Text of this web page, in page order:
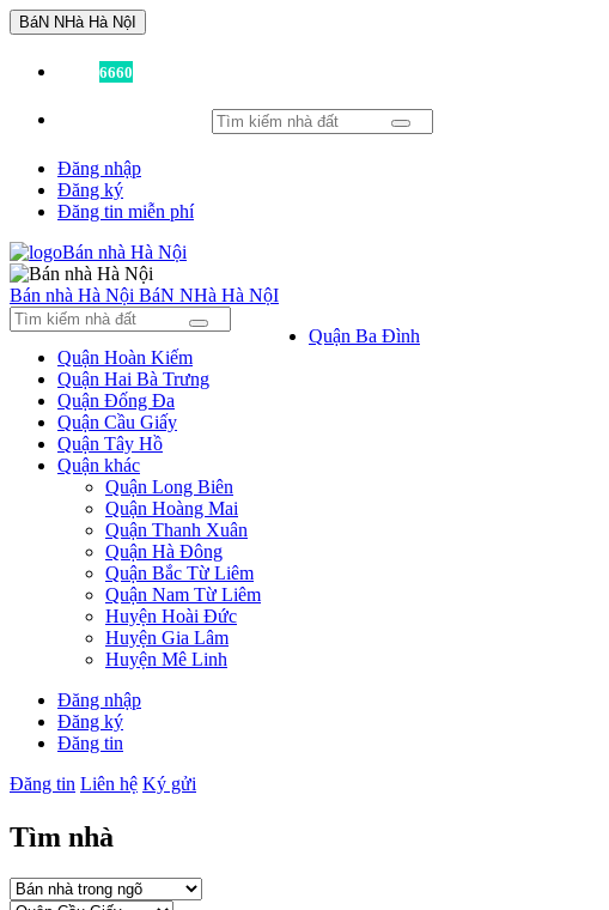
BáN NHà Hà NộI
6660
Đăng nhập
Đăng ký
Đăng tin miễn phí
Bán nhà Hà Nội BáN NHà Hà NộI
Quận Ba Đình
Quận Hoàn Kiếm
Quận Hai Bà Trưng
Quận Đống Đa
Quận Cầu Giấy
Quận Tây Hồ
Quận khác
Quận Long Biên
Quận Hoàng Mai
Quận Thanh Xuân
Quận Hà Đông
Quận Bắc Từ Liêm
Quận Nam Từ Liêm
Huyện Hoài Đức
Huyện Gia Lâm
Huyện Mê Linh
Đăng nhập
Đăng ký
Đăng tin
Đăng tin Liên hệ Ký gửi
Tìm nhà